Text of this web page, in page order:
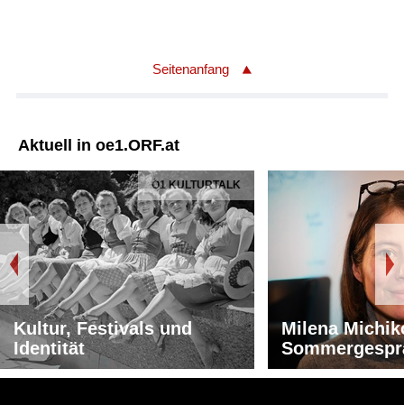
Seitenanfang
Aktuell in oe1.ORF.at
Ö1 KULTURTALK
Kultur, Festivals und
Identität
Milena